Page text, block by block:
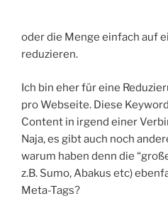
oder die Menge einfach auf
reduzieren.
Ich bin eher für eine
pro Webseite. Diese
Content in irgend einer
Naja, es gibt auch noch
warum haben denn die
z.B. Sumo, Abakus etc)
Meta-Tags?